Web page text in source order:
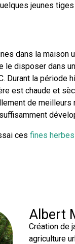
jeunes
dans la maison
le disposer dans
Durant la période
est chaude et
de
ces fines
Albert
Création de
agriculture